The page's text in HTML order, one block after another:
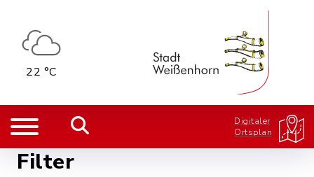
22 °C
Digitaler
Ortsplan
Filter